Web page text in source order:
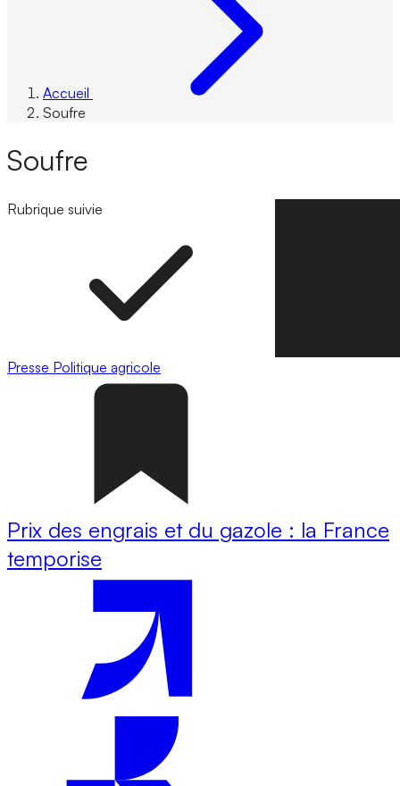
Accueil
Soufre
Soufre
Rubrique suivie
Presse Politique agricole
Prix des engrais et du gazole : la France
temporise